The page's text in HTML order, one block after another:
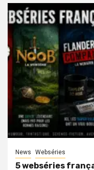
News Webséries
5 webséries